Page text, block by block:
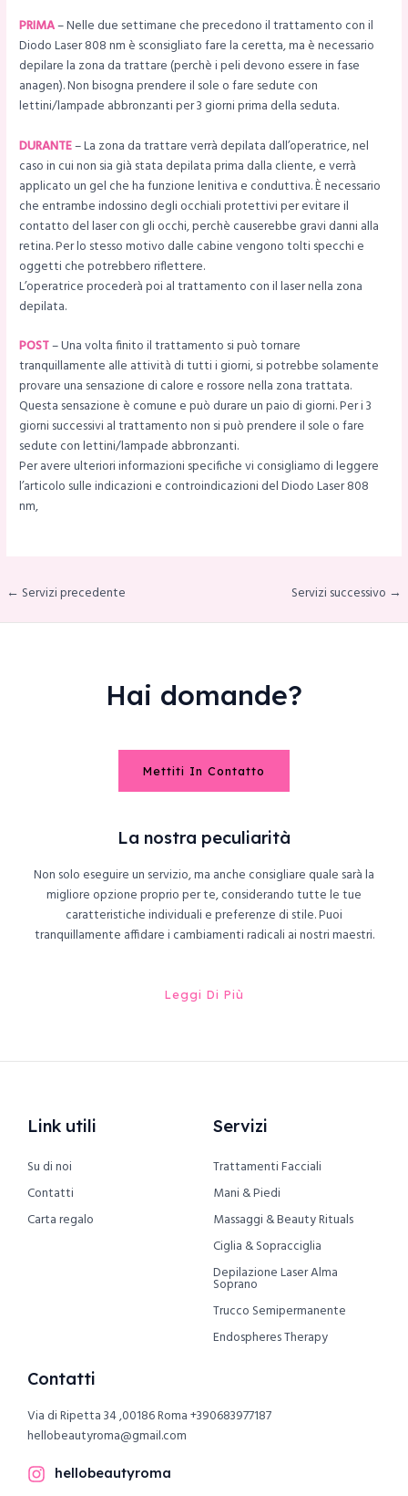
PRIMA– Nelle due settimane che precedono il trattamento con il
Diodo Laser 808 nm è sconsigliato fare la ceretta, ma è necessario
depilare la zona da trattare (perchè i peli devono essere in fase
anagen). Non bisogna prendere il sole o fare sedute con
lettini/lampade abbronzanti per 3 giorni prima della seduta.
DURANTE– La zona da trattare verrà depilata dall’operatrice, nel
caso in cui non sia già stata depilata prima dalla cliente, e verrà
applicato un gel che ha funzione lenitiva e conduttiva. È necessario
che entrambe indossino degli occhiali protettivi per evitare il
contatto del laser con gli occhi, perchè causerebbe gravi danni alla
retina. Per lo stesso motivo dalle cabine vengono tolti specchi e
oggetti che potrebbero riflettere.
L’operatrice procederà poi al trattamento con il laser nella zona
depilata.
POST– Una volta finito il trattamento si può tornare
tranquillamente alle attività di tutti i giorni, si potrebbe solamente
provare una sensazione di calore e rossore nella zona trattata.
Questa sensazione è comune e può durare un paio di giorni. Per i 3
giorni successivi al trattamento non si può prendere il sole o fare
sedute con lettini/lampade abbronzanti.
Per avere ulteriori informazioni specifiche vi consigliamo di leggere
l’articolo sulle indicazioni e controindicazioni del Diodo Laser 808
nm,
← Servizi precedente Servizi successivo →
Hai domande?
Mettiti In Contatto
La nostra peculiarità
Non solo eseguire un servizio, ma anche consigliare quale sarà la
migliore opzione proprio per te, considerando tutte le tue
caratteristiche individuali e preferenze di stile. Puoi
tranquillamente affidare i cambiamenti radicali ai nostri maestri.
Leggi Di Più
Link utili
Su di noi
Contatti
Carta regalo
Servizi
Trattamenti Facciali
Mani & Piedi
Massaggi & Beauty Rituals
Ciglia & Sopracciglia
Depilazione Laser Alma
Soprano
Trucco Semipermanente
Endospheres Therapy
Contatti
Via di Ripetta 34 ,00186 Roma+390683977187
hellobeautyroma@gmail.com
hellobeautyroma